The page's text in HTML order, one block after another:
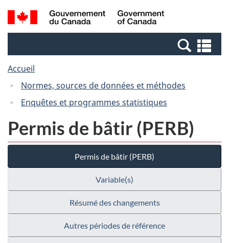
Passer
au
Passer
à
Canada
Recherche
et
et
Accueil
Normes, sources de données et méthodes
Enquêtes et programmes statistiques
Permis de bâtir (PERB)
Permis de bâtir (PERB)
Variable(s)
Résumé des changements
Autres périodes de référence